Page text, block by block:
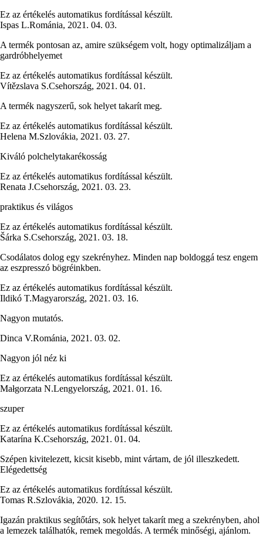
Ez az értékelés automatikus fordítással készült.
Ispas L.Románia, 2021. 04. 03.
A termék pontosan az, amire szükségem volt, hogy optimalizáljam a
gardróbhelyemet
Ez az értékelés automatikus fordítással készült.
Vítězslava S.Csehország, 2021. 04. 01.
A termék nagyszerű, sok helyet takarít meg.
Ez az értékelés automatikus fordítással készült.
Helena M.Szlovákia, 2021. 03. 27.
Kiváló polchelytakarékosság
Ez az értékelés automatikus fordítással készült.
Renata J.Csehország, 2021. 03. 23.
praktikus és világos
Ez az értékelés automatikus fordítással készült.
Šárka S.Csehország, 2021. 03. 18.
Csodálatos dolog egy szekrényhez. Minden nap boldoggá tesz engem
az eszpresszó bögréinkben.
Ez az értékelés automatikus fordítással készült.
Ildikó T.Magyarország, 2021. 03. 16.
Nagyon mutatós.
Dinca V.Románia, 2021. 03. 02.
Nagyon jól néz ki
Ez az értékelés automatikus fordítással készült.
Małgorzata N.Lengyelország, 2021. 01. 16.
szuper
Ez az értékelés automatikus fordítással készült.
Katarína K.Csehország, 2021. 01. 04.
Szépen kivitelezett, kicsit kisebb, mint vártam, de jól illeszkedett.
Elégedettség
Ez az értékelés automatikus fordítással készült.
Tomas R.Szlovákia, 2020. 12. 15.
Igazán praktikus segítőtárs, sok helyet takarít meg a szekrényben, ahol
a lemezek találhatók, remek megoldás. A termék minőségi, ajánlom.